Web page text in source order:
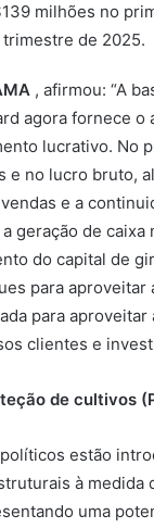
milhões no
de 2025.
, afirmou: “A
agora fornece
lucrativo. No
e no lucro bruto,
e a
geração de
do capital de
para
para
clientes e
de cultivos
estão
à medida
uma